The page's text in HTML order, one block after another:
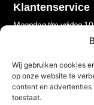
Wij gebruiken cookies
op onze website te
content en
toestaat.
Klantenservice
Maandag t/m vrijdag
Nieuwsbrief
Let’s stay in touch!
Schrijf je in voor onze